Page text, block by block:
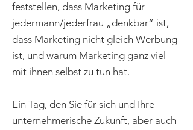
feststellen, dass Marketing für
jedermann/jederfrau „denkbar“ ist,
dass Marketing nicht gleich Werbung
ist, und warum Marketing ganz viel
mit ihnen selbst zu tun hat.
Ein Tag, den Sie für sich und Ihre
unternehmerische Zukunft, aber auch